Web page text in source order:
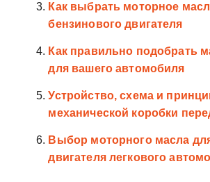
Как выбрать моторное
бензинового двигателя
Как правильно подобрать
для вашего автомобиля
Устройство, схема и
механической коробки
Выбор моторного масла
двигателя легкового